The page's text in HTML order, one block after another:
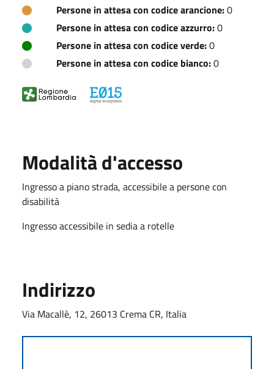
Persone in attesa con codice arancione:0
Persone in attesa con codice azzurro:0
Persone in attesa con codice verde:0
Persone in attesa con codice bianco:0
Modalità d'accesso
Ingresso a piano strada, accessibile a persone con
disabilità
Ingresso accessibile in sedia a rotelle
Indirizzo
Via Macallè, 12, 26013 Crema CR, Italia